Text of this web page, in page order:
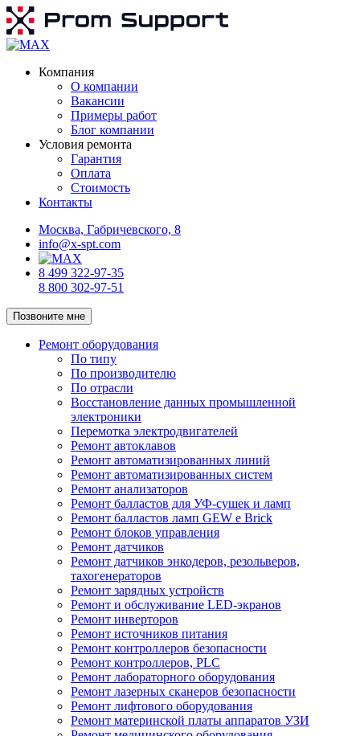
Компания
О компании
Вакансии
Примеры работ
Блог компании
Условия ремонта
Гарантия
Оплата
Стоимость
Контакты
Москва, Габричевского, 8
info@x-spt.com
8 499 322-97-35
8 800 302-97-51
Позвоните мне
Ремонт оборудования
По типу
По производителю
По отрасли
Восстановление данных промышленной
электроники
Перемотка электродвигателей
Ремонт автоклавов
Ремонт автоматизированных линий
Ремонт автоматизированных систем
Ремонт анализаторов
Ремонт балластов для УФ-сушек и ламп
Ремонт балластов ламп GEW e Brick
Ремонт блоков управления
Ремонт датчиков
Ремонт датчиков энкодеров, резольверов,
тахогенераторов
Ремонт зарядных устройств
Ремонт и обслуживание LED-экранов
Ремонт инверторов
Ремонт источников питания
Ремонт контроллеров безопасности
Ремонт контроллеров, PLC
Ремонт лабораторного оборудования
Ремонт лазерных сканеров безопасности
Ремонт лифтового оборудования
Ремонт материнской платы аппаратов УЗИ